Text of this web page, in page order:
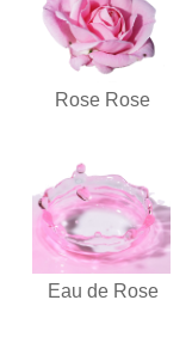
Rose Rose
Eau de Rose